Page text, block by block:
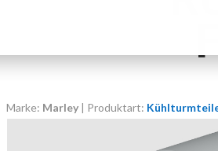
Marke: Marley | Produktart: